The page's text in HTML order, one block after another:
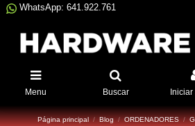
WhatsApp: 641.922.761
Menu Buscar
Página principal Blog ORDENADORES